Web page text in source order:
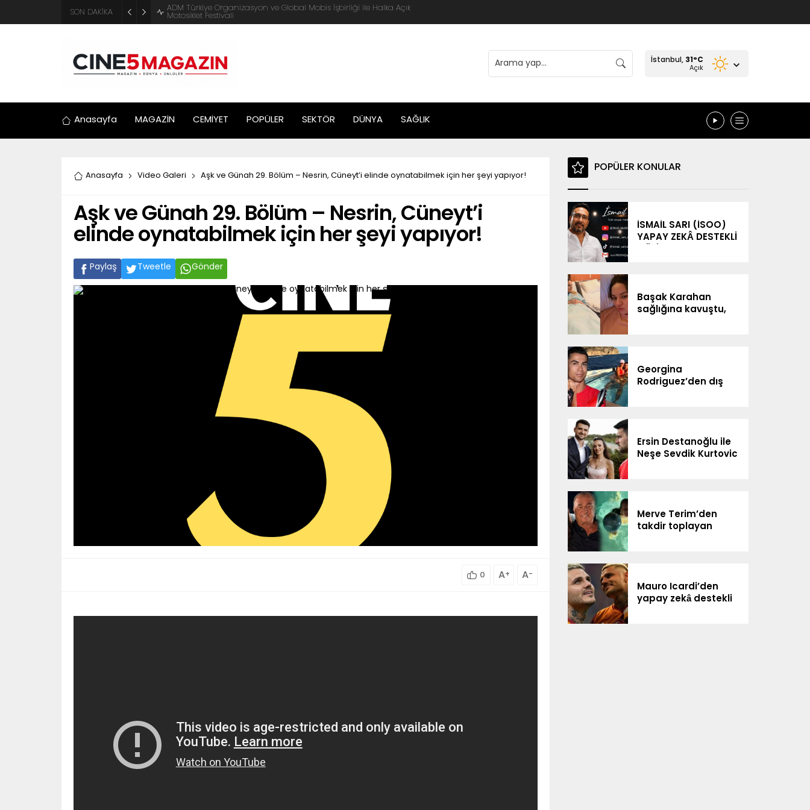
SON DAKİKA
ADM Türkiye Organizasyon ve Global Mobis İşbirliği ile Halka Açık
Motosiklet Festivali
İstanbul, 31 °C
Açık
Anasayfa MAGAZİN CEMİYET POPÜLER SEKTÖR DÜNYA SAĞLIK
Anasayfa Video Galeri Aşk ve Günah 29. Bölüm – Nesrin, Cüneyt’i elinde oynatabilmek için her şeyi yapıyor!
Aşk ve Günah 29. Bölüm – Nesrin, Cüneyt’i
elinde oynatabilmek için her şeyi yapıyor!
Paylaş Tweetle Gönder
0 A+ A-
POPÜLER KONULAR
İSMAİL SARI (İSOO)
YAPAY ZEKÂ DESTEKLİ
Başak Karahan
sağlığına kavuştu,
Georgina
Rodriguez’den dış
Ersin Destanoğlu ile
Neşe Sevdik Kurtovic
Merve Terim’den
takdir toplayan
Mauro Icardi’den
yapay zekâ destekli